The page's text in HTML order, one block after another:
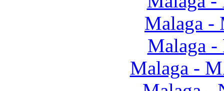
Malaga -
Malaga
Malaga -